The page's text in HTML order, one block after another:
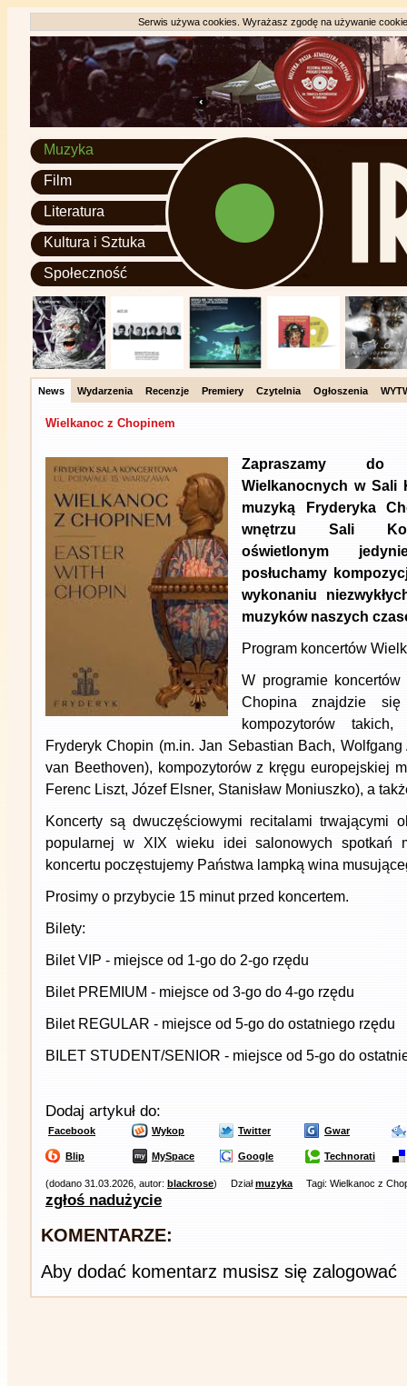
Serwis używa cookies. Wyrażasz zgodę na używanie
Muzyka
Film
Literatura
Kultura i Sztuka
Społeczność
News Wydarzenia Recenzje Premiery Czytelnia Ogłoszenia
Wielkanoc z Chopinem
Zapraszamy do
Wielkanocnych w Sali
muzyką Fryderyka
wnętrzu Sali
oświetlonym
posłuchamy
wykonaniu
muzyków naszych
Program koncertów
W programie
Chopina znajdzie
kompozytorów
Fryderyk Chopin (m.in. Jan Sebastian Bach,
van Beethoven), kompozytorów z kręgu europejskiej
Ferenc Liszt, Józef Elsner, Stanisław Moniuszko), a
Koncerty są dwuczęściowymi recitalami trwającymi
popularnej w XIX wieku idei salonowych spotkań
koncertu poczęstujemy Państwa lampką wina
Prosimy o przybycie 15 minut przed koncertem.
Bilety:
Bilet VIP - miejsce od 1-go do 2-go rzędu
Bilet PREMIUM - miejsce od 3-go do 4-go rzędu
Bilet REGULAR - miejsce od 5-go do ostatniego rzędu
BILET STUDENT/SENIOR - miejsce od 5-go do
Dodaj artykuł do:
Facebook Wykop Twitter Gwar
Blip MySpace Google Technorati
(dodano 31.03.2026, autor: blackrose) Działmuzyka Tagi: Wielkanoc z
zgłoś nadużycie
KOMENTARZE:
Aby dodać komentarz musisz się zalogować